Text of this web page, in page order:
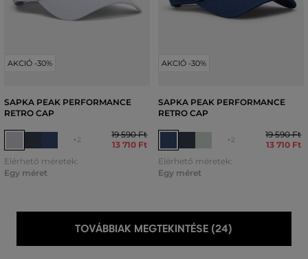
AKCIÓ -30%
SAPKA PEAK PERFORMANCE
RETRO CAP
+2
19 590 Ft
13 710 Ft
Elérhető méretek:
Egy méret
AKCIÓ -30%
SAPKA PEAK PERFORMANCE
RETRO CAP
+2
19 590 Ft
13 710 Ft
Elérhető méretek:
Egy méret
TOVÁBBIAK MEGTEKINTÉSE (24)